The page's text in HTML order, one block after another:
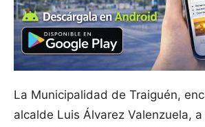
La Municipalidad de Traiguén,
alcalde Luis Álvarez Valenzuela,